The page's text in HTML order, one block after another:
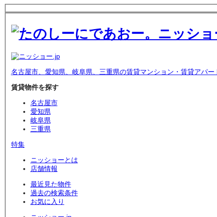
名古屋市、愛知県、岐阜県、三重県の賃貸マンション・賃貸アパー
賃貸物件を探す
名古屋市
愛知県
岐阜県
三重県
特集
ニッショーとは
店舗情報
最近見た物件
過去の検索条件
お気に入り